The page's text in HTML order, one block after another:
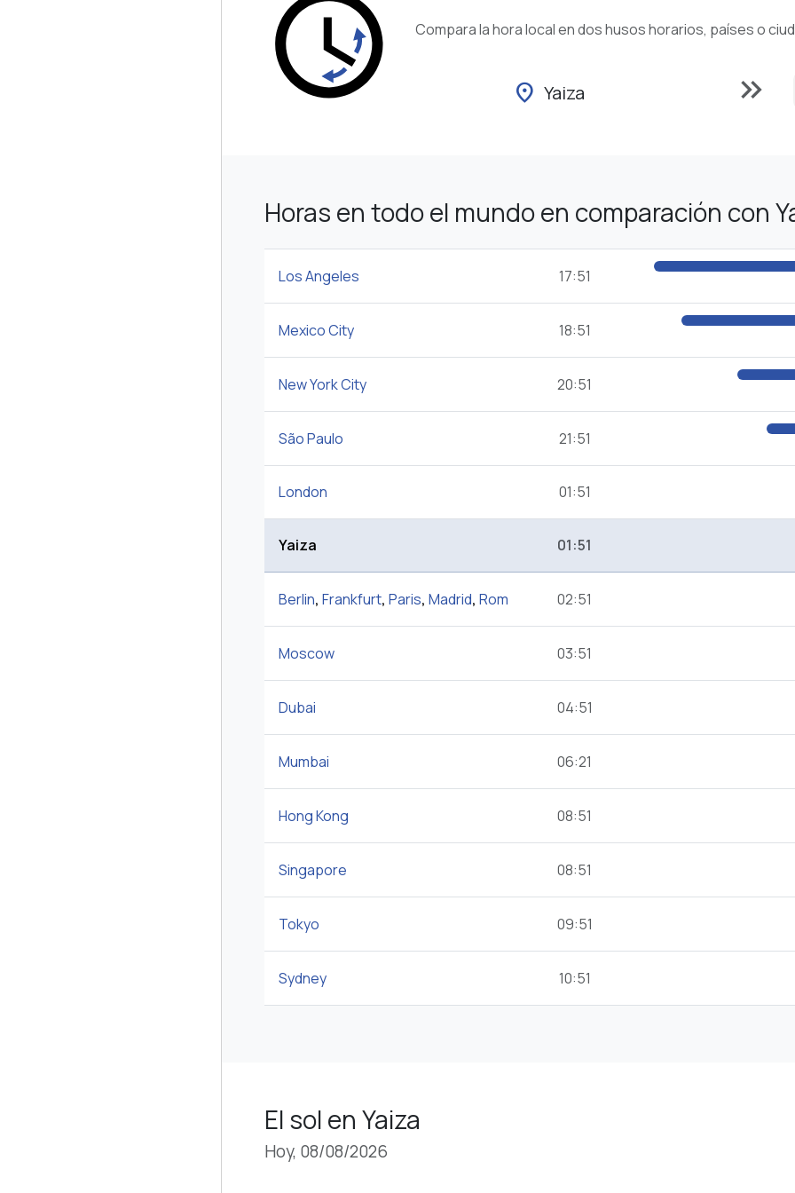
Compara la hora local en dos husos horarios, países o
location_on Yaiza keyboard_double_arrow_right
Horas en todo el mundo en comparación con
Los Angeles 17:51
Mexico City 18:51
New York City 20:51
São Paulo 21:51
London 01:51
Yaiza 01:51
Berlin, Frankfurt, Paris, Madrid, Rom 02:51
Moscow 03:51
Dubai 04:51
Mumbai 06:21
Hong Kong 08:51
Singapore 08:51
Tokyo 09:51
Sydney 10:51
El sol en Yaiza
Hoy, 08/08/2026